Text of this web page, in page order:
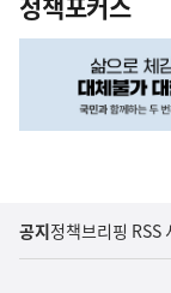
공지정책브리핑 RSS